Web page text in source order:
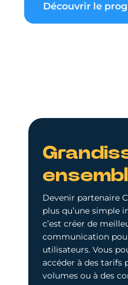
Découvrir le
Devenir partenaire
plus qu’une simple
c’est créer de
communication
utilisateurs. Vous
accéder à des tarifs
volumes ou à des